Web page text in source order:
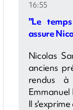
16:55
"Le
assure
Nicolas
anciens
rendus
Il